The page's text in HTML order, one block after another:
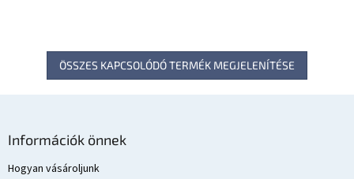
ÖSSZES KAPCSOLÓDÓ TERMÉK MEGJELENÍTÉSE
Információk önnek
Hogyan vásároljunk